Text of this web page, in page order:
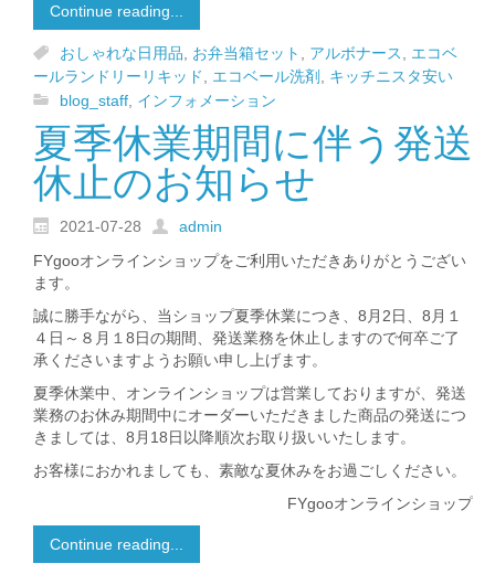
Continue reading...
おしゃれな日用品, お弁当箱セット , アルボナース, エコベ
ールランドリーリキッド, エコベール洗剤 , キッチニスタ安い
blog_staff インフォメーション
夏季休業期間に伴う発送
休止のお知らせ
2021-07-28
admin
FYgooオンラインショップをご利用いただきありがとうござい
ます。
誠に勝手ながら、当ショップ夏季休業につき、8月2日、8月１
４日～８月１8日の期間、発送業務を休止しますので何卒ご了
承くださいますようお願い申し上げます。
夏季休業中、オンラインショップは営業しておりますが、発送
業務のお休み期間中にオーダーいただきました商品の発送につ
きましては、8月18日以降順次お取り扱いいたします。
お客様におかれましても、素敵な夏休みをお過ごしください。
FYgooオンラインショップ
Continue reading...